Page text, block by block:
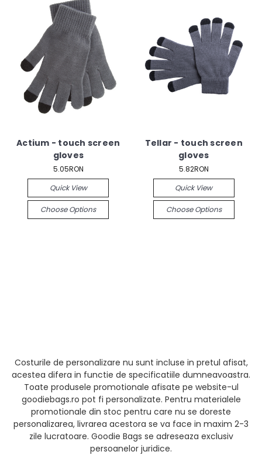
Actium - touch screen
gloves
5.05RON
Quick View
Choose Options
Tellar - touch screen
gloves
5.82RON
Quick View
Choose Options
Costurile de personalizare nu sunt incluse in pretul afisat,
acestea difera in functie de specificatiile dumneavoastra.
Toate produsele promotionale afisate pe website-ul
goodiebags.ro pot fi personalizate. Pentru materialele
promotionale din stoc pentru care nu se doreste
personalizarea, livrarea acestora se va face in maxim 2-3
zile lucratoare. Goodie Bags se adreseaza exclusiv
persoanelor juridice.